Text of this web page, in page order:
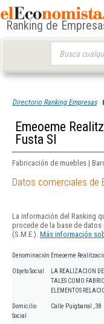
Ranking de
Directorio Ranking Empresas
Emeoeme
Fusta Sl
Fabricación de muebles |
Datos comerciales de
La información del Ranking
procede de la base de datos
(S.M.E.). Más información
Denominación Emeoeme
Objeto Social
LA REALIZACION
TALES COMO
ELEMENTOS
Domicilio
Social
Calle Puigbarral , 38